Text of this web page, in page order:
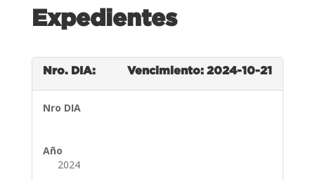
Expedientes
Nro. DIA: Vencimiento: 2024-10-21
Nro DIA
Año
2024